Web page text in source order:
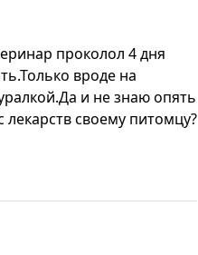
проколол 4 дня
вроде на
и не знаю опять
своему питомцу?